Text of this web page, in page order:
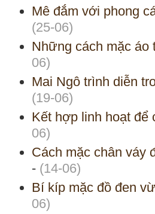
Mê đắm với phong
(25-06)
Những cách mặc áo
06)
Mai Ngô trình diễn
(19-06)
Kết hợp linh hoạt để
06)
Cách mặc chân váy
- (14-06)
Bí kíp mặc đồ đen
06)